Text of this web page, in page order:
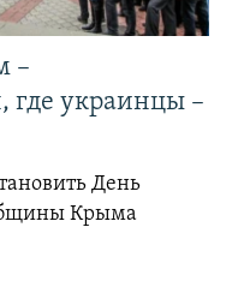
–
где украинцы –
День
Крыма